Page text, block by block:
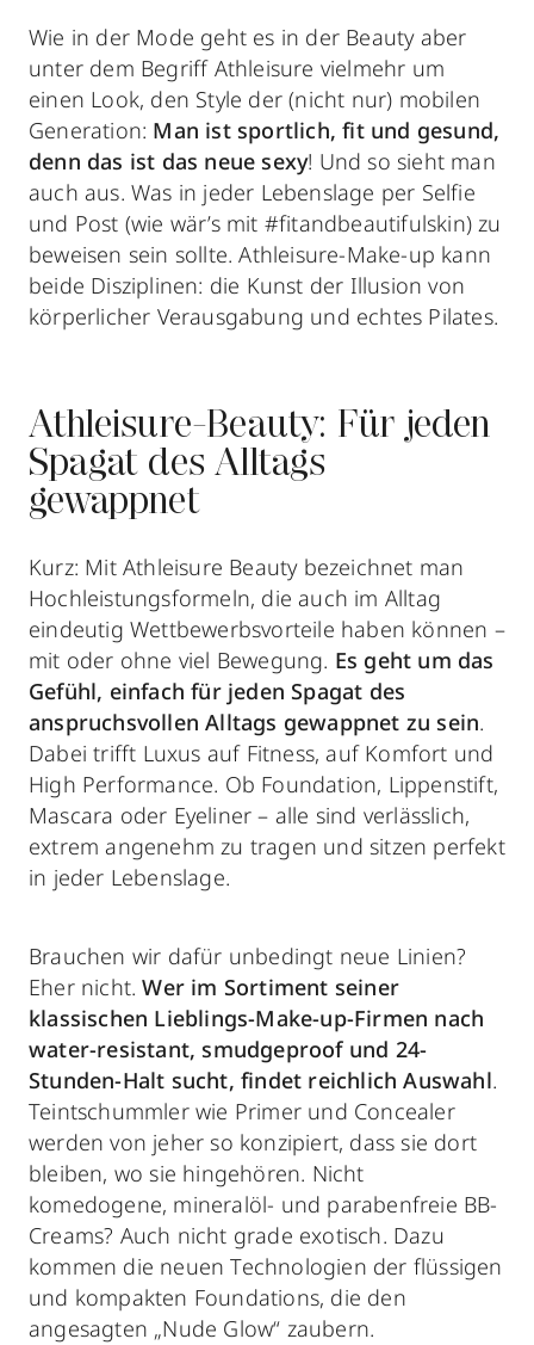
Wie in der Mode geht es in der Beauty aber
unter dem Begriff Athleisure vielmehr um
einen Look, den Style der (nicht nur) mobilen
Generation: Man ist sportlich, fit und gesund,
denn das ist das neue sexy! Und so sieht man
auch aus. Was in jeder Lebenslage per Selfie
und Post (wie wär’s mit #fitandbeautifulskin) zu
beweisen sein sollte. Athleisure-Make-up kann
beide Disziplinen: die Kunst der Illusion von
körperlicher Verausgabung und echtes Pilates.
Athleisure-Beauty: Für jeden
Spagat des Alltags
gewappnet
Kurz: Mit Athleisure Beauty bezeichnet man
Hochleistungsformeln, die auch im Alltag
eindeutig Wettbewerbsvorteile haben können –
mit oder ohne viel Bewegung. Es geht um das
Gefühl, einfach für jeden Spagat des
anspruchsvollen Alltags gewappnet zu sein.
Dabei trifft Luxus auf Fitness, auf Komfort und
High Performance. Ob Foundation, Lippenstift,
Mascara oder Eyeliner – alle sind verlässlich,
extrem angenehm zu tragen und sitzen perfekt
in jeder Lebenslage.
Brauchen wir dafür unbedingt neue Linien?
Eher nicht.Wer im Sortiment seiner
klassischen Lieblings-Make-up-Firmen nach
water-resistant, smudgeproof und 24-
Stunden-Halt sucht, findet reichlich Auswahl.
Teintschummler wie Primer und Concealer
werden von jeher so konzipiert, dass sie dort
bleiben, wo sie hingehören. Nicht
komedogene, mineralöl- und parabenfreie BB-
Creams? Auch nicht grade exotisch. Dazu
kommen die neuen Technologien der flüssigen
und kompakten Foundations, die den
angesagten „Nude Glow“ zaubern.